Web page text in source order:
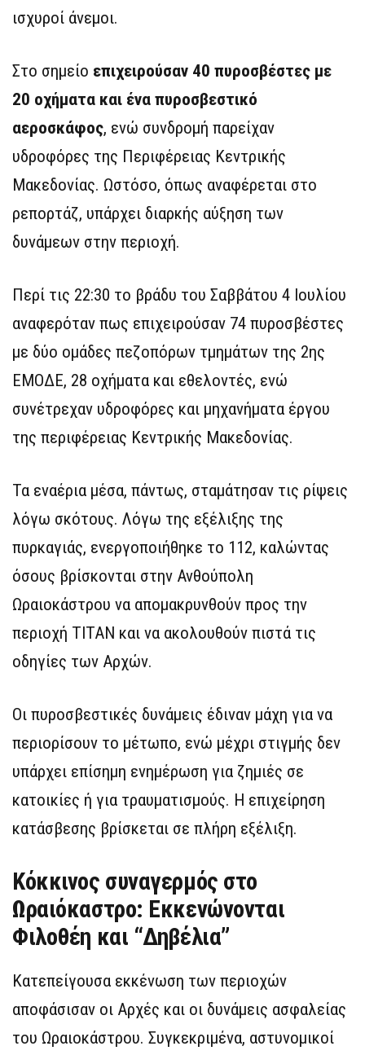
ισχυροί άνεμοι.
Στο σημείο επιχειρούσαν 40 πυροσβέστες με
20 οχήματα και ένα πυροσβεστικό
αεροσκάφος, ενώ συνδρομή παρείχαν
υδροφόρες της Περιφέρειας Κεντρικής
Μακεδονίας. Ωστόσο, όπως αναφέρεται στο
ρεπορτάζ, υπάρχει διαρκής αύξηση των
δυνάμεων στην περιοχή.
Περί τις 22:30 το βράδυ του Σαββάτου 4 Ιουλίου
αναφερόταν πως επιχειρούσαν 74 πυροσβέστες
με δύο ομάδες πεζοπόρων τμημάτων της 2ης
ΕΜΟΔΕ, 28 οχήματα και εθελοντές, ενώ
συνέτρεχαν υδροφόρες και μηχανήματα έργου
της περιφέρειας Κεντρικής Μακεδονίας.
Τα εναέρια μέσα, πάντως, σταμάτησαν τις ρίψεις
λόγω σκότους. Λόγω της εξέλιξης της
πυρκαγιάς, ενεργοποιήθηκε το 112, καλώντας
όσους βρίσκονται στην Ανθούπολη
Ωραιοκάστρου να απομακρυνθούν προς την
περιοχή ΤΙΤΑΝ και να ακολουθούν πιστά τις
οδηγίες των Αρχών.
Οι πυροσβεστικές δυνάμεις έδιναν μάχη για να
περιορίσουν το μέτωπο, ενώ μέχρι στιγμής δεν
υπάρχει επίσημη ενημέρωση για ζημιές σε
κατοικίες ή για τραυματισμούς. Η επιχείρηση
κατάσβεσης βρίσκεται σε πλήρη εξέλιξη.
Κόκκινος συναγερμός στο
Ωραιόκαστρο: Εκκενώνονται
Φιλοθέη και “Δηβέλια”
Κατεπείγουσα εκκένωση των περιοχών
αποφάσισαν οι Αρχές και οι δυνάμεις ασφαλείας
του Ωραιοκάστρου. Συγκεκριμένα, αστυνομικοί